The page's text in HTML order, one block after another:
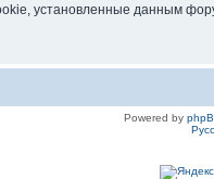
установленные данным
Powered by